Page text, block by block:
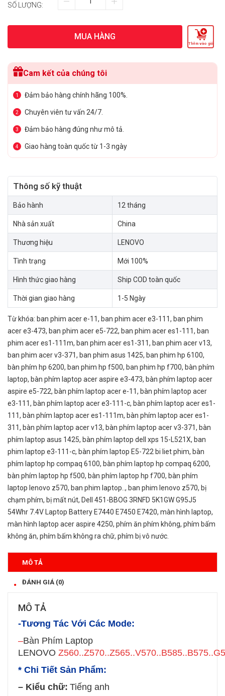
SỐ LƯỢNG:
MUA HÀNG
Thêm vào giỏ
Cam kết của chúng tôi
1 Đảm bảo hàng chính hãng 100%.
2 Chuyên viên tư vấn 24/7.
3 Đảm bảo hàng đúng như mô tả.
4 Giao hàng toàn quốc từ 1-3 ngày
Thông số kỹ thuật
Bảo hành 12 tháng
Nhà sản xuất China
Thương hiệu LENOVO
Tình trạng Mới 100%
Hình thức giao hàng Ship COD toàn quốc
Thời gian giao hàng 1-5 Ngày
Từ khóa: ban phim acer e-11, ban phim acer e3-111, ban phim
acer e3-473, ban phim acer e5-722, ban phim acer es1-111, ban
phim acer es1-111m, ban phim acer es1-311, ban phim acer v13,
ban phim acer v3-371, ban phim asus 1425, ban phim hp 6100,
bàn phím hp 6200, ban phim hp f500, ban phim hp f700, bàn phím
laptop, bàn phím laptop acer aspire e3-473, bàn phím laptop acer
aspire e5-722, bàn phím laptop acer e-11, bàn phím laptop acer
e3-111, bàn phím laptop acer e3-111-c, bàn phím laptop acer es1-
111, bàn phím laptop acer es1-111m, bàn phím laptop acer es1-
311, bàn phím laptop acer v13, bàn phím laptop acer v3-371, bàn
phím laptop asus 1425, bàn phím laptop dell xps 15-L521X, ban
phim laptop e3-111-c, bàn phím laptop E5-722 bi liet phim, bàn
phím laptop hp compaq 6100, bàn phím laptop hp compaq 6200,
bàn phím laptop hp f500, bàn phím laptop hp f700, bàn phím
laptop lenovo z570, ban phim laptop.. , ban phim lenovo z570, bị
chạm phím, bị mất nút, Dell 451-BBOG 3RNFD 5K1GW G95J5
54Whr 7.4V Laptop Battery E7440 E7450 E7420, màn hình laptop,
màn hình laptop acer aspire 4250, phím ăn phím không, phím bấm
không ăn, phím bấm không ra chữ, phím bị vô nước.
MÔ TẢ
ĐÁNH GIÁ (0)
MÔ TẢ
-Tương Tác Với Các Mode:
–Bàn Phím Laptop
LENOVO Z560..Z570..Z565..V570..B585..B575..
* Chi Tiết Sản Phẩm:
– Kiểu chữ: Tiếng anh